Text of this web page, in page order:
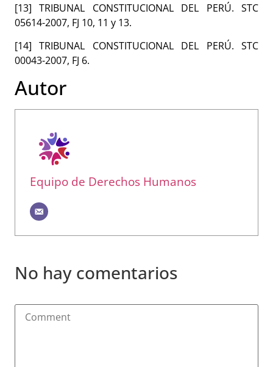
[13] TRIBUNAL CONSTITUCIONAL DEL PERÚ. STC
05614-2007, FJ 10, 11 y 13.
[14] TRIBUNAL CONSTITUCIONAL DEL PERÚ. STC
00043-2007, FJ 6.
Autor
Equipo de Derechos Humanos
No hay comentarios